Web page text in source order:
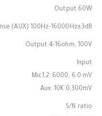
Output 60W
(AUX) 100Hz-16000Hz±3dB
Output 4-16ohm, 100V
Input
Mic1,2: 6000, 6.0 mV
Aux: 10K 0,300mV
S/N ratio